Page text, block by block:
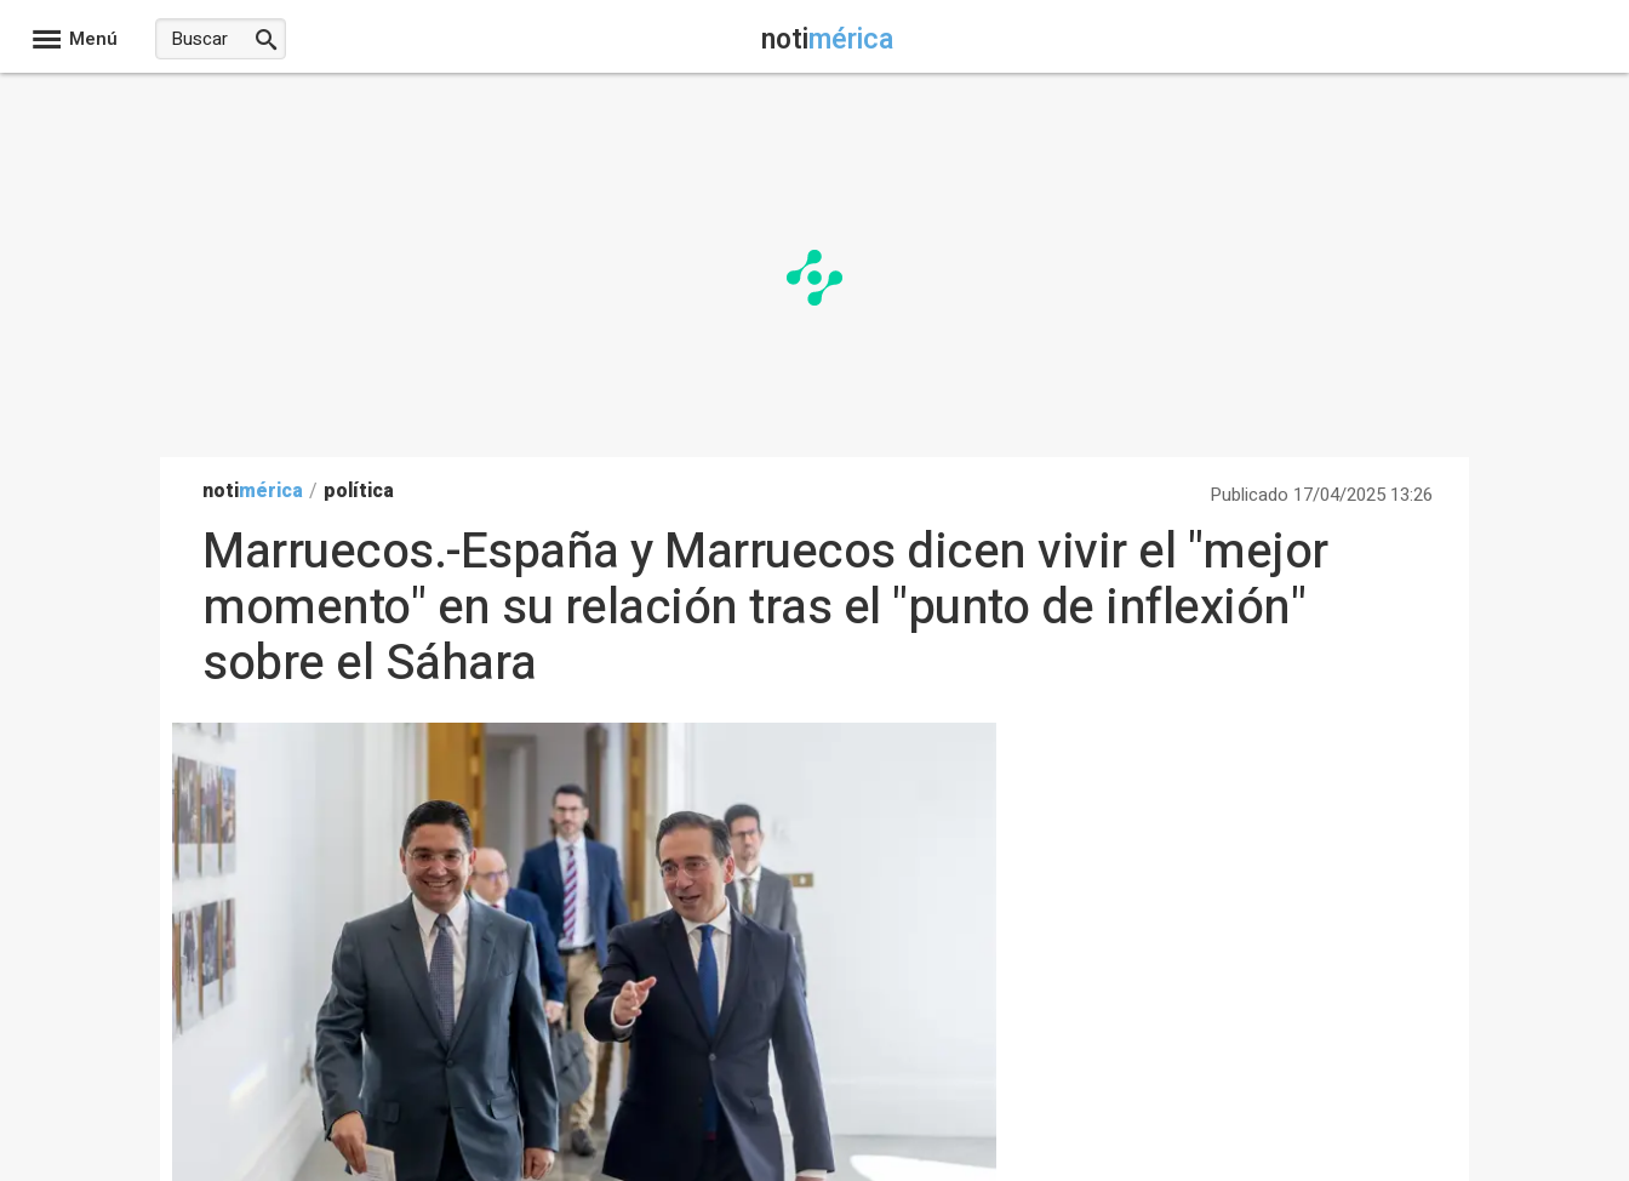
Menú notimérica
notimérica / política Publicado 17/04/2025 13:26
Marruecos.-España y Marruecos dicen vivir el "mejor
momento" en su relación tras el "punto de inflexión"
sobre el Sáhara